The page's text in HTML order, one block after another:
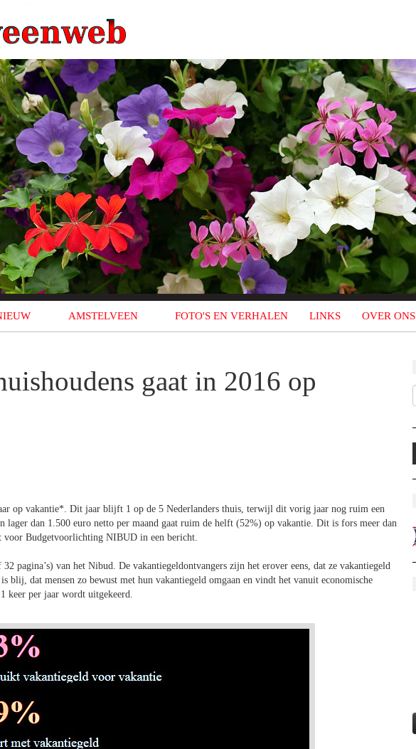
AMSTELVEEN FOTO'S EN VERHALEN LINKS OVER ONS
gaat in 2016 op
op vakantie*. Dit jaar blijft 1 op de 5 Nederlanders thuis, terwijl dit vorig jaar nog ruim een
lager dan 1.500 euro netto per maand gaat ruim de helft (52%) op vakantie. Dit is fors meer dan
Budgetvoorlichting NIBUD in een bericht.
32 pagina’s) van het Nibud. De vakantiegeldontvangers zijn het erover eens, dat ze vakantiegeld
dat mensen zo bewust met hun vakantiegeld omgaan en vindt het vanuit economische
keer per jaar wordt uitgekeerd.